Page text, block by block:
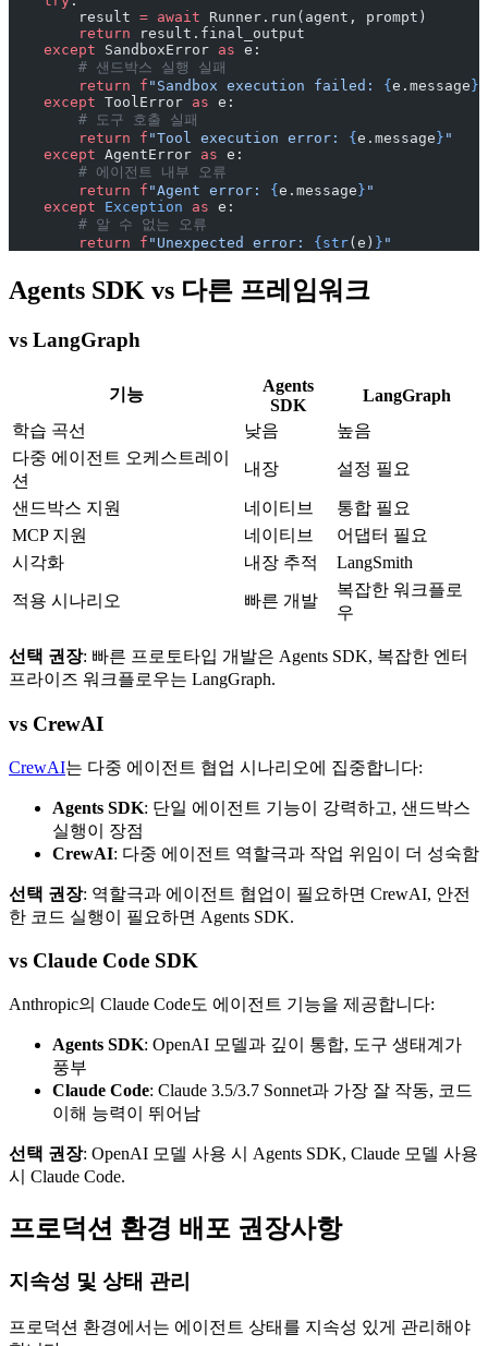
        result
= await Runner.run(agent, prompt)
        return
result.final_output
    except
SandboxError as e:
        # 샌드박스 실행 실패
        return
f "Sandbox execution failed: {e.message}
    except
ToolError as e:
        # 도구 호출 실패
        return
f "Tool execution error: {e.message} "
    except
AgentError as e:
        # 에이전트 내부 오류
        return
f "Agent error: {e.message} "
    except
Exception as e:
        # 알 수 없는 오류
        return
f "Unexpected error: {str(e) } "
Agents SDK vs 다른 프레임워크
vs LangGraph
기능
Agents
SDK
LangGraph
학습 곡선
낮음
높음
다중 에이전트 오케스트레이
션
내장 설정 필요
샌드박스 지원 네이티브
통합 필요
MCP 지원
네이티브
어댑터 필요
시각화
내장 추적 LangSmith
적용 시나리오 빠른 개발
복잡한 워크플로
우
선택 권장: 빠른 프로토타입 개발은 Agents SDK, 복잡한 엔터
프라이즈 워크플로우는 LangGraph.
vs CrewAI
CrewAI는 다중 에이전트 협업 시나리오에 집중합니다:
Agents SDK: 단일 에이전트 기능이 강력하고, 샌드박스
실행이 장점
CrewAI: 다중 에이전트 역할극과 작업 위임이 더 성숙함
선택 권장: 역할극과 에이전트 협업이 필요하면 CrewAI, 안전
한 코드 실행이 필요하면 Agents SDK.
vs Claude Code SDK
Anthropic의 Claude Code도 에이전트 기능을 제공합니다:
Agents SDK: OpenAI 모델과 깊이 통합, 도구 생태계가
풍부
Claude Code: Claude 3.5/3.7 Sonnet과 가장 잘 작동, 코드
이해 능력이 뛰어남
선택 권장: OpenAI 모델 사용 시 Agents SDK, Claude 모델 사용
시 Claude Code.
프로덕션 환경 배포 권장사항
지속성 및 상태 관리
프로덕션 환경에서는 에이전트 상태를 지속성 있게 관리해야